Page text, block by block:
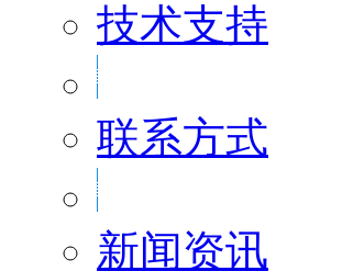
技术支持
联系方式
新闻资讯